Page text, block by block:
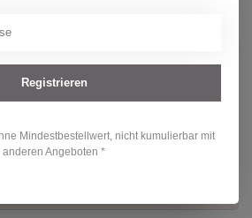
Produkt?
deiner Bestellung? Kontaktiere unseren
Registrieren
Mindestbestellwert, nicht kumulierbar mit
anderen Angeboten *